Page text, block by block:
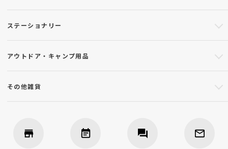
ステーショナリー
アウトドア・キャンプ用品
その他雑貨